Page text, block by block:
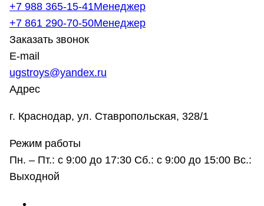
+7 988 365-15-41Менеджер
+7 861 290-70-50Менеджер
Заказать звонок
E-mail
ugstroys@yandex.ru
Адрес
г. Краснодар, ул. Ставропольская, 328/1
Режим работы
Пн. – Пт.: с 9:00 до 17:30 Сб.: с 9:00 до 15:00 Вс.:
Выходной